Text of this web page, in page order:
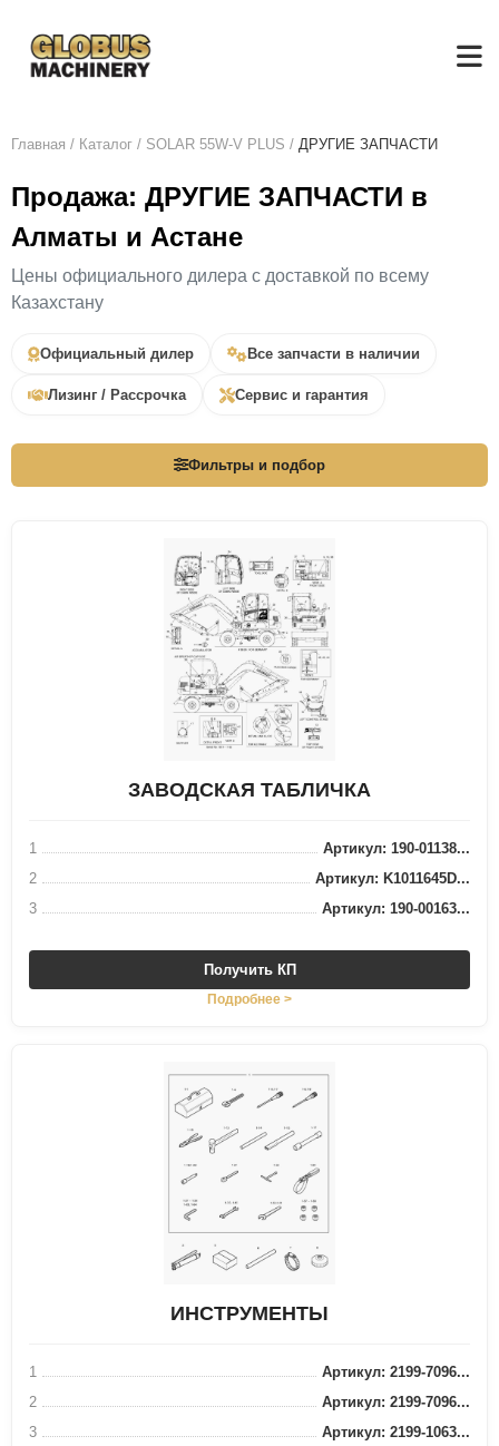
Главная / Каталог / SOLAR 55W-V PLUS / ДРУГИЕ ЗАПЧАСТИ
Продажа: ДРУГИЕ ЗАПЧАСТИ в
Алматы и Астане
Цены официального дилера с доставкой по всему
Казахстану
Официальный дилер Все запчасти в наличии
Лизинг / Рассрочка Сервис и гарантия
Фильтры и подбор
ЗАВОДСКАЯ ТАБЛИЧКА
1
Артикул: 190-01138...
2
Артикул: K1011645D...
3
Артикул: 190-00163...
Получить КП
Подробнее >
ИНСТРУМЕНТЫ
1
Артикул: 2199-7096...
2
Артикул: 2199-7096...
3
Артикул: 2199-1063...